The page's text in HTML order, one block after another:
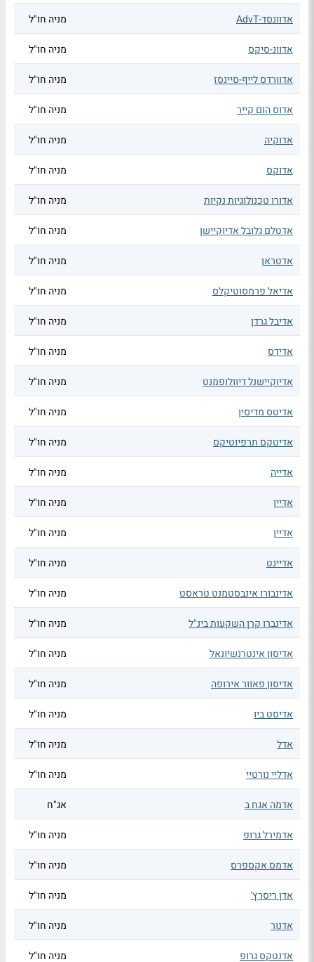
אדוונסד-AdvT מניה חו"ל
אדוונ-סיקס מניה חו"ל
אדוורדס לייף-סיינסז מניה חו"ל
אדוס הום קייר מניה חו"ל
אדוקיה מניה חו"ל
אדוקס מניה חו"ל
אדורו טכנולוגיות נקיות מניה חו"ל
אדטלם גלובל אדיוקיישן מניה חו"ל
אדטראן מניה חו"ל
אדיאל פרמסוטיקלס מניה חו"ל
אדיבל גרדן מניה חו"ל
אדידס מניה חו"ל
אדיוקיישנל דיוולופמנט מניה חו"ל
אדיטס מדיסין מניה חו"ל
אדיטקס תרפיוטיקס מניה חו"ל
אדייה מניה חו"ל
אדיין מניה חו"ל
אדיין מניה חו"ל
אדיינט מניה חו"ל
אדינבורו אינבסטמנט טראסט מניה חו"ל
אדינברו קרן השקעות בינ"ל מניה חו"ל
אדיסון אינטרנשיונאל מניה חו"ל
אדיסון פאוור אירופה מניה חו"ל
אדיסט ביו מניה חו"ל
אדל מניה חו"ל
אדליי נורטיי מניה חו"ל
אדמה אגח ב אג"ח
אדמירל גרופ מניה חו"ל
אדמס אקספרס מניה חו"ל
אדן ריסרץ' מניה חו"ל
אדנור מניה חו"ל
אדנטקס גרופ מניה חו"ל